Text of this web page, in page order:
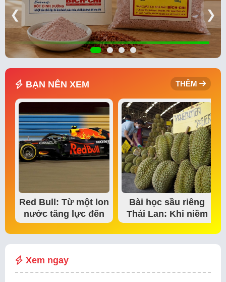
❮ ❯
BẠN NÊN XEM THÊM
Red Bull: Từ một lon
nước tăng lực đến
đế chế thể…
Bài học sầu riêng
Thái Lan: Khi niềm
tin thị trường bắt…
Xem ngay